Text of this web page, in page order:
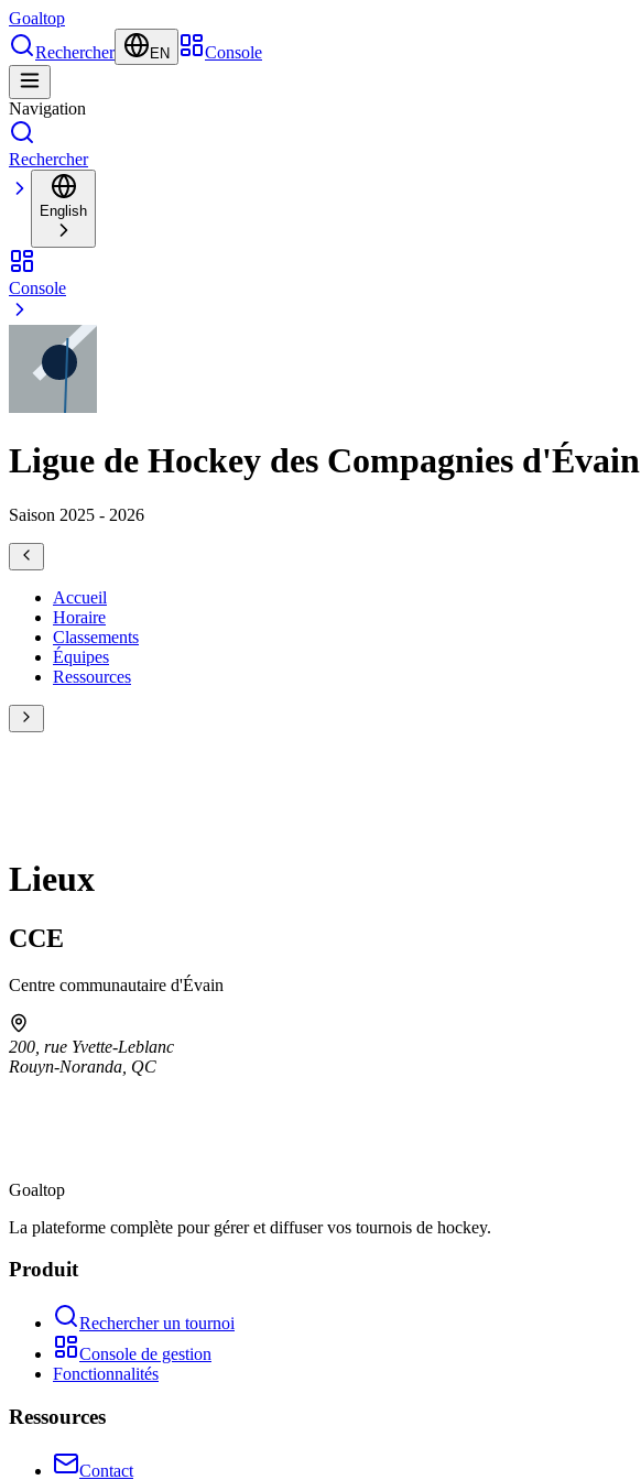
Goaltop
Rechercher
EN Console
Navigation
Rechercher
English
Console
Ligue de Hockey des Compagnies d'Évain
Saison 2025 - 2026
Accueil
Horaire
Classements
Équipes
Ressources
Lieux
CCE
Centre communautaire d'Évain
200, rue Yvette-Leblanc
Rouyn-Noranda QC
Goaltop
La plateforme complète pour gérer et diffuser vos tournois de hockey.
Produit
Rechercher un tournoi
Console de gestion
Fonctionnalités
Ressources
Contact